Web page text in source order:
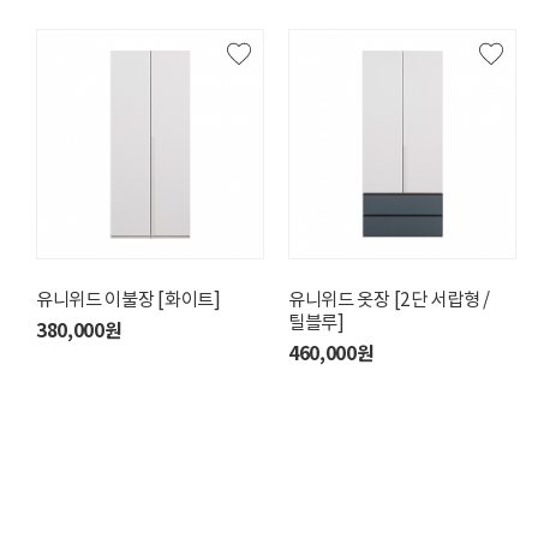
유니위드 이불장 [화이트]
380,000원
유니위드 옷장 [2단 서랍형 /
틸블루]
460,000원
유니위드 옷장 [2단 서랍형 /
틸블루]
유니위드 이불장 [화이트]
380,000원